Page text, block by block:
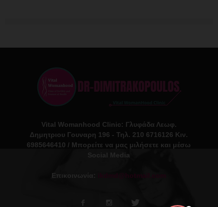
Vital Womanhood Clinic: Γλυφάδα Λεωφ.
Δημητριου Γουναρη 196 - Τηλ. 210 6716126 Κιν.
6985646410 / Μπορείτε να μας μιλήσετε και μέσω
Social Media
Επικοινωνία: ikdmd@hotmail.com